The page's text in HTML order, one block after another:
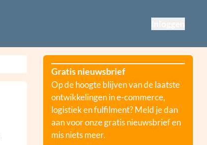
Gratis nieuwsbrief
Op de hoogte blijven van de laatste
ontwikkelingen in e-commerce,
logistiek en fulfilment? Meld je dan
aan voor onze gratis nieuwsbrief en
mis niets meer.